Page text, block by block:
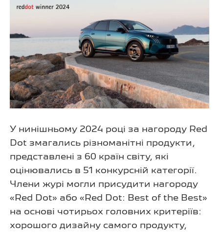
У нинішньому 2024 році за нагороду Red
Dot змагались різноманітні продукти,
представлені з 60 країн світу, які
оцінювались в 51 конкурсній категорії.
Члени журі могли присудити нагороду
«Red Dot» або «Red Dot: Best of the Best»
на основі чотирьох головних критеріїв:
хорошого дизайну самого продукту,